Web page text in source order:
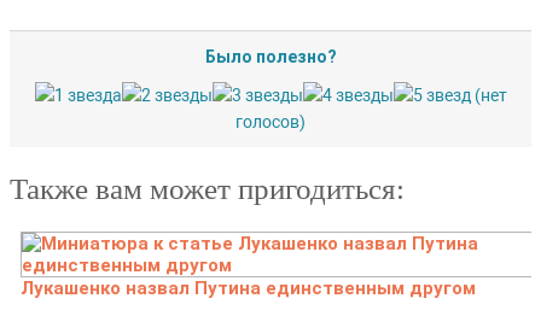
Было полезно?
(нет
голосов)
Также вам может пригодиться:
Лукашенко назвал Путина единственным другом